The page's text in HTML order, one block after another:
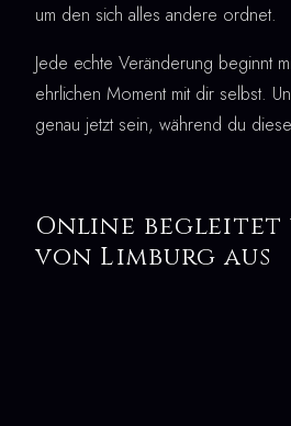
um den sich alles andere ordnet.
Jede echte Veränderung beginnt
ehrlichen Moment mit dir selbst.
genau jetzt sein, während du
Online begleitet
von Limburg aus